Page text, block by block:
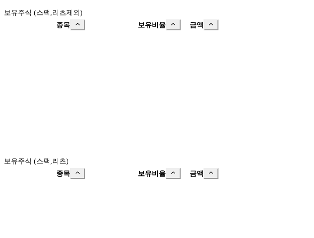
보유주식 (스팩,리츠제외)
종목
보유비율 금액
보유주식 (스팩,리츠)
종목
보유비율 금액